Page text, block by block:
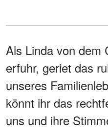
Als Linda von dem
erfuhr, geriet das
unseres
könnt ihr das
uns und ihre